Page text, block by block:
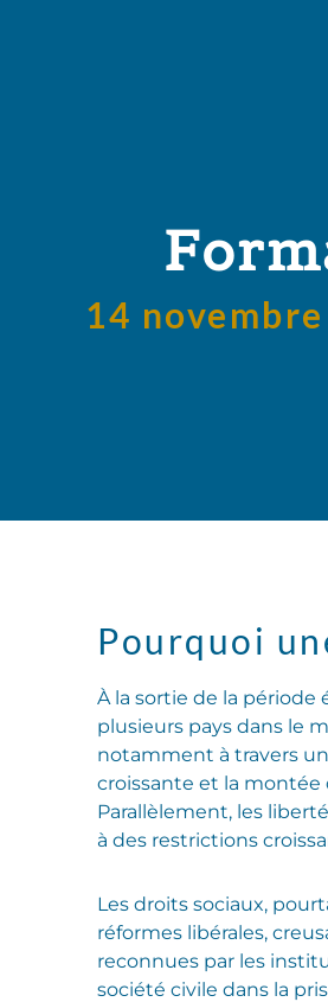
14
Pourquoi
À la sortie de la période
plusieurs pays dans le
notamment à travers
croissante et la
Parallèlement, les
à des restrictions
Les droits sociaux,
réformes libérales,
reconnues par les
société civile dans la